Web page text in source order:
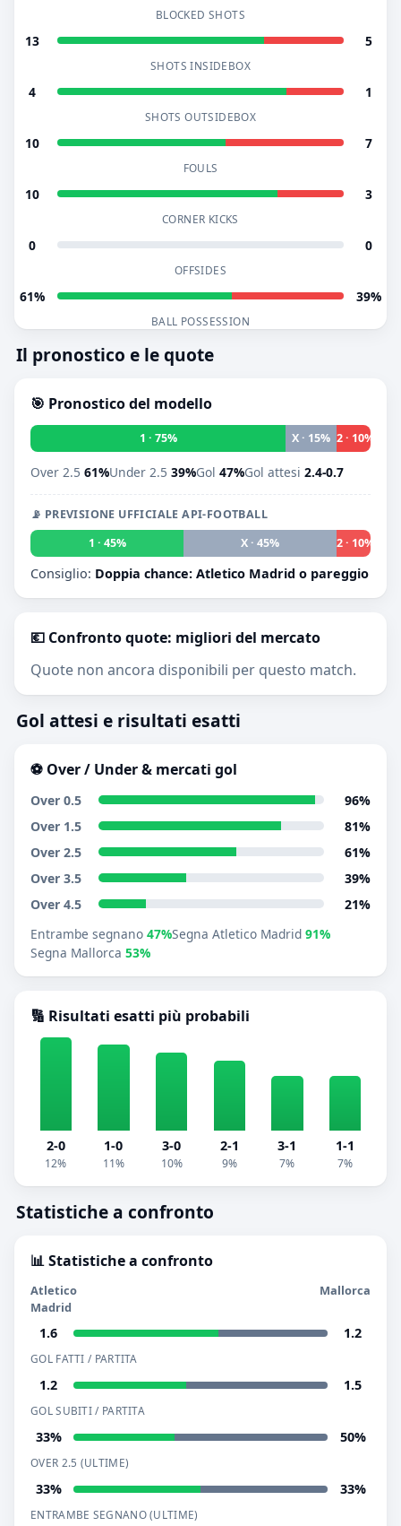
BLOCKED SHOTS
13 5
SHOTS INSIDEBOX
4 1
SHOTS OUTSIDEBOX
10 7
FOULS
10 3
CORNER KICKS
0 0
OFFSIDES
61% 39%
BALL POSSESSION
Il pronostico e le quote
🎯 Pronostico del modello
1 · 75% X · 15% 2 · 10%
Over 2.5 61%Under 2.5 39%Gol 47%Gol attesi 2.4-0.7
📡 PREVISIONE UFFICIALE API-FOOTBALL
1 · 45%
X · 45% 2 · 10%
Consiglio: Doppia chance: Atletico Madrid o pareggio
💶 Confronto quote: migliori del mercato
Quote non ancora disponibili per questo match.
Gol attesi e risultati esatti
⚽ Over / Under & mercati gol
Over 0.5
96%
Over 1.5
81%
Over 2.5
61%
Over 3.5
39%
Over 4.5
21%
Entrambe segnano 47%Segna Atletico Madrid 91%
Segna Mallorca 53%
🔢 Risultati esatti più probabili
2-0
12%
1-0
11%
3-0
10%
2-1
9%
3-1
7%
1-1
7%
Statistiche a confronto
📊 Statistiche a confronto
Atletico
Madrid
Mallorca
1.6 1.2
GOL FATTI / PARTITA
1.2 1.5
GOL SUBITI / PARTITA
33% 50%
OVER 2.5 (ULTIME)
33% 33%
ENTRAMBE SEGNANO (ULTIME)